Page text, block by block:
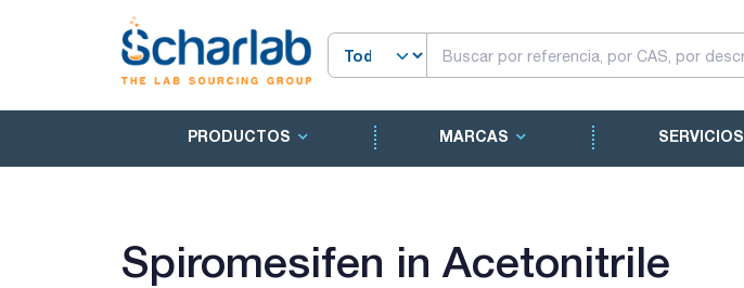
PRODUCTOS MARCAS SERVICIOS
Spiromesifen in Acetonitrile